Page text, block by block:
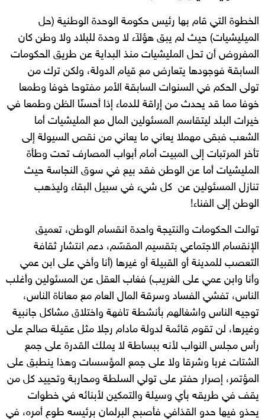
الخطوة التي قام بها رئيس حكومة الوحدة الوطنية (حل
الميليشيات) حيث لم يبق هؤلآء لا وحدة للبلاد ولا وطن كان
المفروض أن تحل المليشيات منذ البداية عن طريق الحكومات
السابقة فوجودها يتعارض مع قيام الدولة، ولكن ترك من
تولى الحكم في السنوات السابقة الأمر مفتوحا خوفا وطمعا
خوفا مما قد يحدث من إراقة للدماء إذا أحسنّا الظن وطمعا في
خيرات البلد ليتقاسم المسئولين المال مع المليشيات أما
الشعب فبقى مهملا يعاني ما يعاني من نقص السيولة إلى
تأخر المرتبات إلى المبيت أمام أبواب المصارف تحت وطأة
المليشيات أما عن الوطن فقد بيع في سوق النجاسة حيث
تنازل المسئولين عن كل شيء في سبيل البقاء وليذهب
الوطن إلى الفناء!
توالت الحكومات والنتيجة واحدة انقسام الوطن، تعميق
الإنقسام الاجتماعي بتقسيم المقسّم، دعم انتشار ثقافة
التعصب للمدينة أو القبيلة أو غيرها (أنا وأخي على ابن عمي
وأنا وابن عمي على الغريب) فغاب العقل عن المسئولين وأغلب
الناس، تفشي الفساد وسرقة المال العام مع معاناة الناس،
توجيه الناس واشغالهم بأنشطة تافهة واختلاق مشاكل جانبية
وغيرها، لن تقوم قائمة لدولة مادام رجلا مثل عقيلة صالح على
رأس مجلس النواب لأنه ببساطة لا يملك القدرة على جمع
الشتات غربا وشرقا ولا على جمع المؤسسات وهذا ينطبق على
المؤتمر، إصرار حفتر على تولي السلطة ومحاربة وتحييد كل من
يقف في طريقه بأي وسيلة والتمكين لأبنائه في خطوات
يحذو فيها حدو القذافي فأصبح البرلمان برئيسه طوع أمره، في